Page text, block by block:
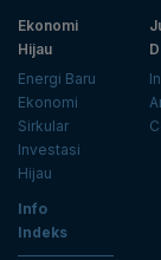
Ekonomi
Hijau
Energi Baru
Ekonomi
Sirkular
Investasi
Hijau
Info
Indeks